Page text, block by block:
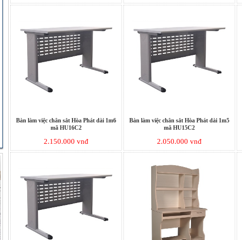
Bàn làm việc chân sắt Hòa Phát dài 1m6
mã HU16C2
2.150.000 vnđ
Bàn làm việc chân sắt Hòa Phát dài 1m5
mã HU15C2
2.050.000 vnđ